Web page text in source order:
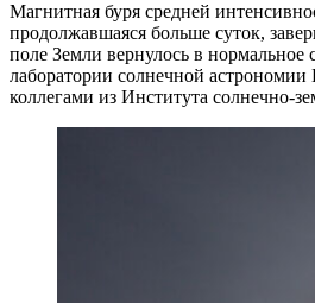
Магнитная буря средней
продолжавшаяся больше суток,
поле Земли вернулось в нормальное
лаборатории солнечной
коллегами из Института солнечно-